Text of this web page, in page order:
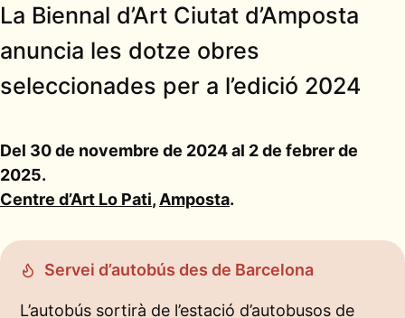
La Biennal d’Art Ciutat d’Amposta
anuncia les dotze obres
seleccionades per a l’edició 2024
Del 30 de novembre de 2024 al 2 de febrer de
2025.
Centre d’Art Lo Pati, Amposta.
Servei d’autobús des de Barcelona
L’autobús sortirà de l’estació d’autobusos de